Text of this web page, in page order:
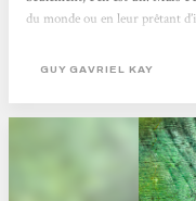
du monde ou en leur prêtant
temps. C’est dans la Chine
GUY GAVRIEL KAY